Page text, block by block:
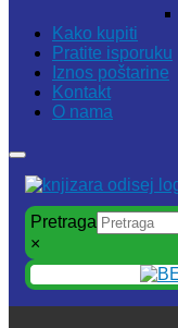
Kako kupiti
Pratite isporuku
Iznos poštarine
Kontakt
O nama
Pretraga
×